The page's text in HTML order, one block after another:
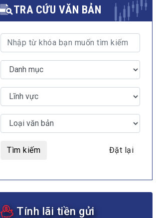
MULTIMEDIA
Video
E-magazines
TRA CỨU VĂN BẢN
Tìm kiếm Đặt lại
Tính lãi tiền gửi